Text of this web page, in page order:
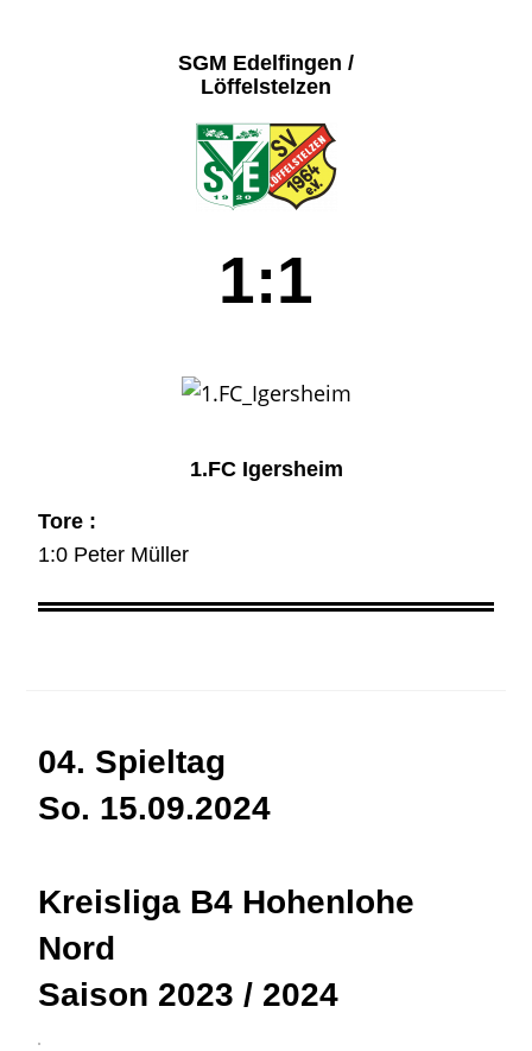
SGM Edelfingen /
Löffelstelzen
1:1
1.FC Igersheim
Tore :
1:0 Peter Müller
04. Spieltag
So. 15.09.2024
Kreisliga B4 Hohenlohe
Nord
Saison 2023 / 2024
3